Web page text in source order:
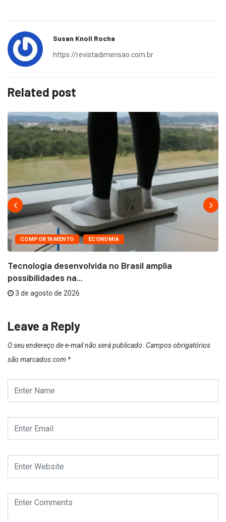
Susan Knoll Rocha
https://revistadimensao.com.br
Related post
COMPORTAMENTO ECONOMIA
Tecnologia desenvolvida no Brasil amplia
possibilidades na...
3 de agosto de 2026
Leave a Reply
O seu endereço de e-mail não será publicado. Campos obrigatórios
são marcados com *